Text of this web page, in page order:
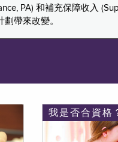
PA) 和補充保障收入
帶來改變。
我是否合資格